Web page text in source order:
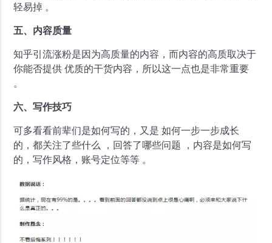
轻易掉 。
五、内容质量
知乎引流涨粉是因为高质量的内容，而内容的高质取决于
你能否提供 优质的干货内容，所以这一点也是非常重要
。
六、写作技巧
可多看看前辈们是如何写的，又是 如何一步一步成长
的，都关注了些什么 ，回答了哪些问题 ，内容是如何写
的，写作风格，账号定位等等 。